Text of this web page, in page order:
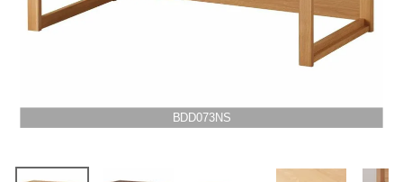
BDD073NS